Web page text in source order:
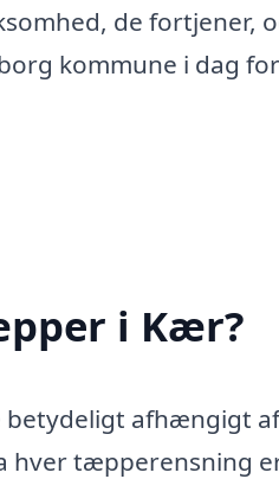
de fortjener,
kommune i dag
i Kær?
afhængigt
hver tæpperensning